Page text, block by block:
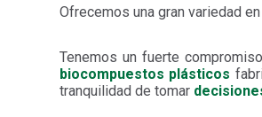
Ofrecemos una gran variedad
Tenemos un fuerte
biocompuestos plásticos
tranquilidad de tomar